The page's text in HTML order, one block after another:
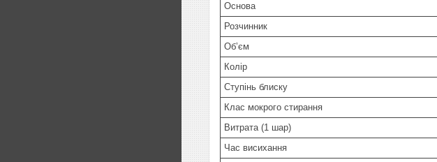
Основа
Розчинник
Обʼєм
Колір
Ступінь блиску
Клас мокрого стирання
Витрата (1 шар)
Час висихання